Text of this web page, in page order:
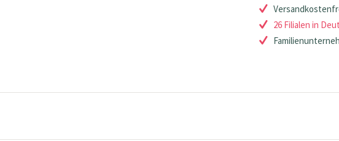
26 Filialen in